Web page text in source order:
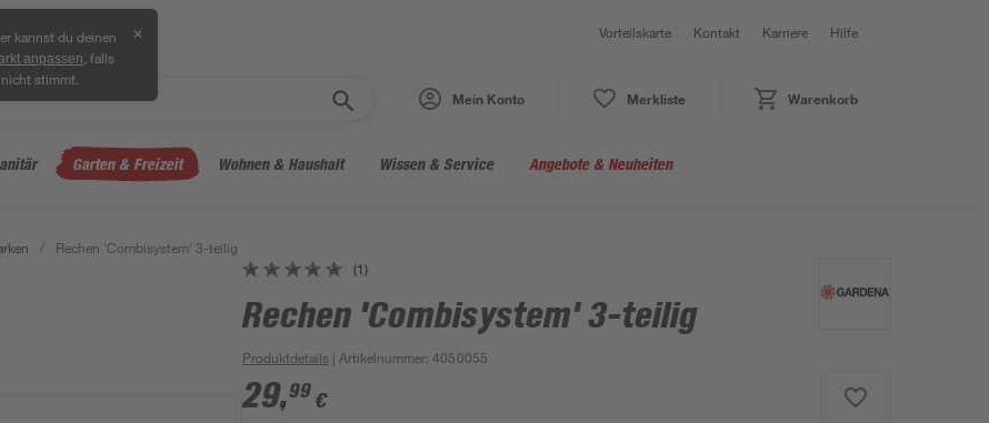
kannst du deinen
anpassen , falls
stimmt.
✕ Vorteilskarte Kontakt Karriere Hilfe
Mein Konto Merkliste Warenkorb
Garten & Freizeit Wohnen & Haushalt Wissen & Service Angebote & Neuheiten
/ Rechen 'Combisystem' 3-teilig
(1)
Rechen 'Combisystem' 3-teilig
Produktdetails | Artikelnummer:4050055
29,99 €